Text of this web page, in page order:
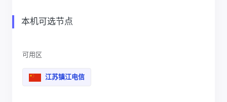
本机可选节点
可用区
江苏镇江电信